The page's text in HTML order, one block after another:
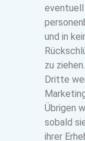
eventuell
und in
zu
Dritte
Übrigen
sobald
ihrer